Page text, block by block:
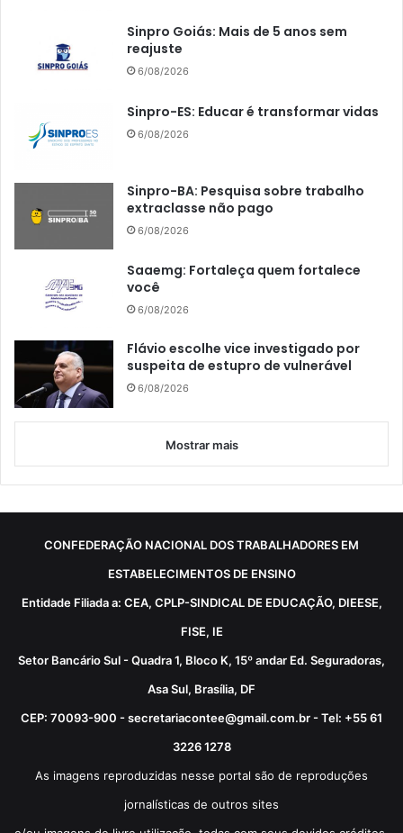
Sinpro Goiás: Mais de 5 anos sem
reajuste
6/08/2026
Sinpro-ES: Educar é transformar vidas
6/08/2026
Sinpro-BA: Pesquisa sobre trabalho
extraclasse não pago
6/08/2026
Saaemg: Fortaleça quem fortalece
você
6/08/2026
Flávio escolhe vice investigado por
suspeita de estupro de vulnerável
6/08/2026
Mostrar mais
CONFEDERAÇÃO NACIONAL DOS TRABALHADORES EM
ESTABELECIMENTOS DE ENSINO
Entidade Filiada a: CEA, CPLP-SINDICAL DE EDUCAÇÃO, DIEESE,
FISE, IE
Setor Bancário Sul - Quadra 1, Bloco K, 15º andar Ed. Seguradoras,
Asa Sul, Brasília, DF
CEP: 70093-900 - secretariacontee@gmail.com.br - Tel: +55 61
3226 1278
As imagens reproduzidas nesse portal são de reproduções
jornalísticas de outros sites